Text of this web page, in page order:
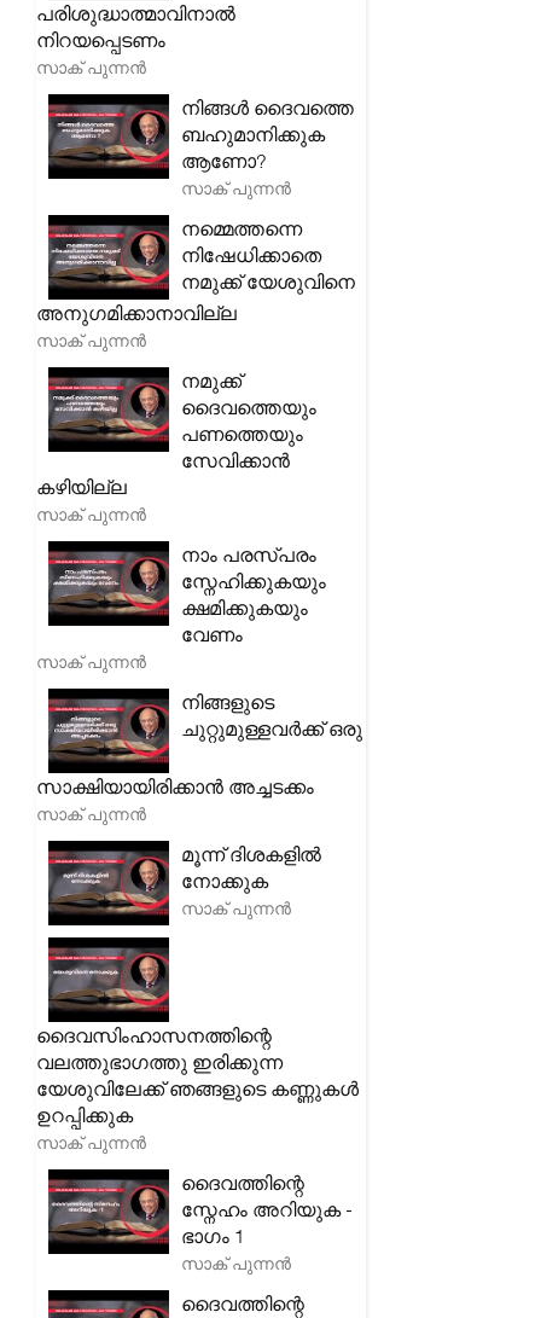
പരിശുദ്ധാത്മാവിനാൽ
നിറയപ്പെടണം
സാക് പുന്നൻ
നിങ്ങൾ ദൈവത്തെ
ബഹുമാനിക്കുക
ആണോ?
സാക് പുന്നൻ
നമ്മെത്തന്നെ
നിഷേധിക്കാതെ
നമുക്ക് യേശുവിനെ
അനുഗമിക്കാനാവില്ല
സാക് പുന്നൻ
നമുക്ക്
ദൈവത്തെയും
പണത്തെയും
സേവിക്കാൻ
കഴിയില്ല
സാക് പുന്നൻ
നാം പരസ്പരം
സ്നേഹിക്കുകയും
ക്ഷമിക്കുകയും
വേണം
സാക് പുന്നൻ
നിങ്ങളുടെ
ചുറ്റുമുള്ളവർക്ക് ഒരു
സാക്ഷിയായിരിക്കാൻ അച്ചടക്കം
സാക് പുന്നൻ
മൂന്ന് ദിശകളിൽ
നോക്കുക
സാക് പുന്നൻ
ദൈവസിംഹാസനത്തിന്റെ
വലത്തുഭാഗത്തു ഇരിക്കുന്ന
യേശുവിലേക്ക് ഞങ്ങളുടെ കണ്ണുകൾ
ഉറപ്പിക്കുക
സാക് പുന്നൻ
ദൈവത്തിന്റെ
സ്നേഹം അറിയുക -
ഭാഗം 1
സാക് പുന്നൻ
ദൈവത്തിന്റെ